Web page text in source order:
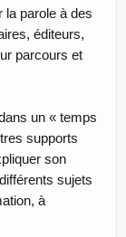
la parole à des
éditeurs,
parcours et
un « temps
supports
son
sujets
à